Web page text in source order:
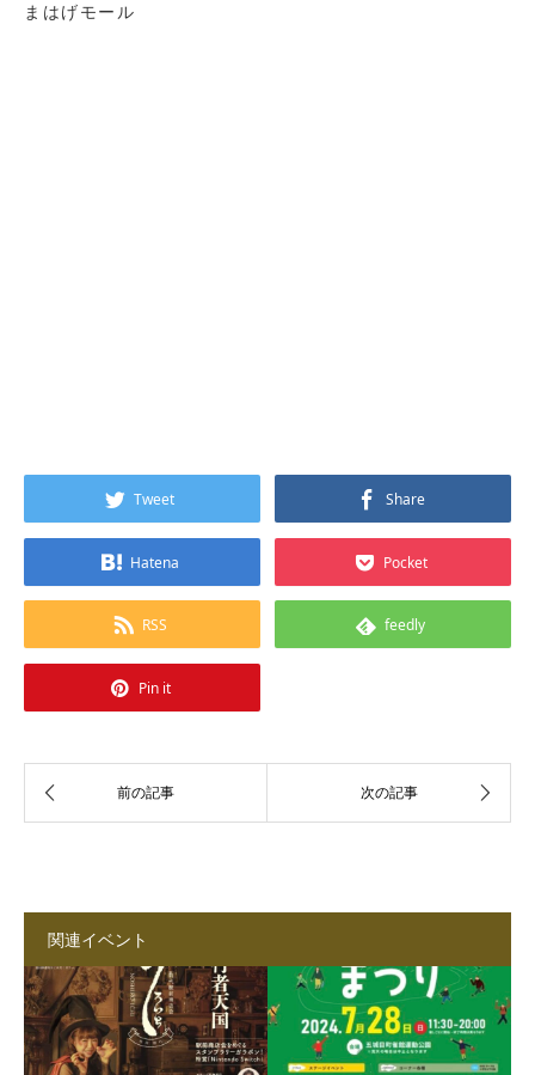
まはげモール
Tweet Share
Hatena Pocket
RSS feedly
Pin it
関連イベント